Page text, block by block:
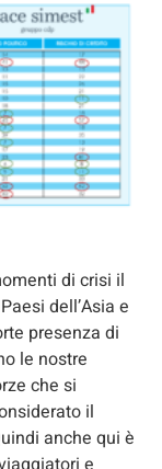
di crisi il
dell’Asia e
presenza di
le nostre
che si
il
anche qui è